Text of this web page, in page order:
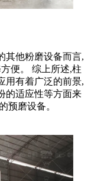
其他粉磨设备而言,
便。 综上所述,柱
有着广泛的前景,
的适应性等方面来
预磨设备。